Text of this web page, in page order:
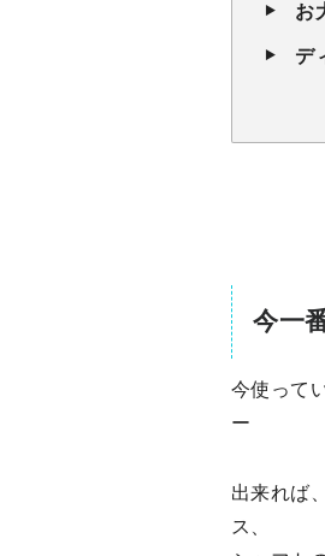
お
デ
今一
今使って
ー
出来れば
ス、